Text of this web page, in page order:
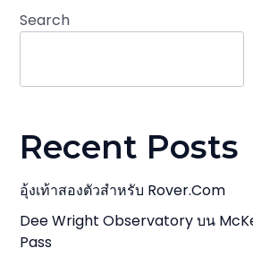
Search
Recent Posts
อุ้งเท้าสองตัวสำหรับ Rover.com
Dee Wright Observatory บน
Pass